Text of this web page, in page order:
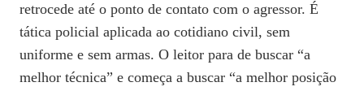
retrocede até o ponto de contato com o agressor. É
tática policial aplicada ao cotidiano civil, sem
uniforme e sem armas. O leitor para de buscar “a
melhor técnica” e começa a buscar “a melhor posição